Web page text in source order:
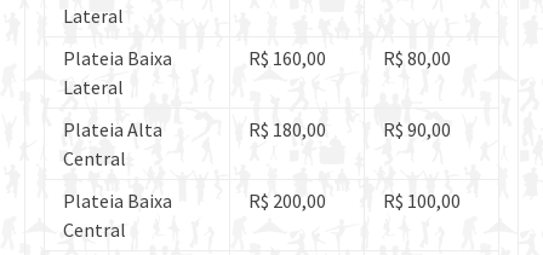
Lateral
Plateia Baixa
Lateral
R$ 160,00 R$ 80,00
Plateia Alta
Central
R$ 180,00 R$ 90,00
Plateia Baixa
Central
R$ 200,00 R$ 100,00